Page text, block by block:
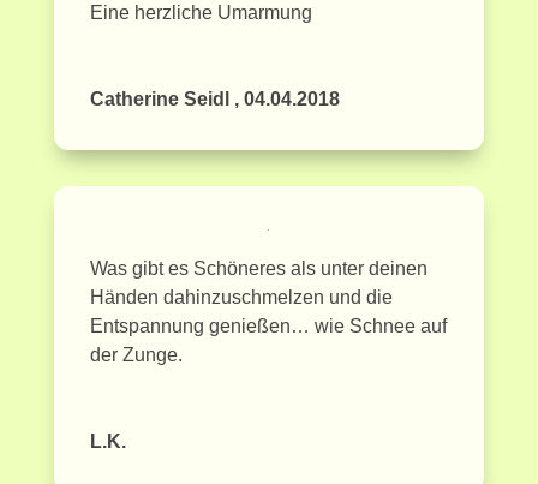
Eine herzliche Umarmung
Catherine Seidl , 04.04.2018
Was gibt es Schöneres als unter deinen
Händen dahinzuschmelzen und die
Entspannung genießen… wie Schnee auf
der Zunge.
L.K.